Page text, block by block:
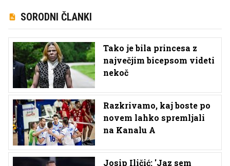
SORODNI ČLANKI
Tako je bila princesa z
največjim bicepsom videti
nekoč
Razkrivamo, kaj boste po
novem lahko spremljali
na Kanalu A
Josip Iličić: 'Jaz sem